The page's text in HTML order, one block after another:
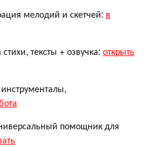
мелодий и скетчей: в
тексты + озвучка: открыть
помощник для